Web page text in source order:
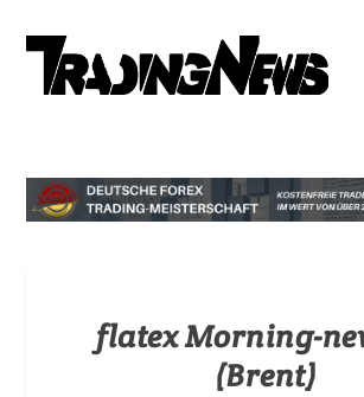
flatex Morning-
(Brent)